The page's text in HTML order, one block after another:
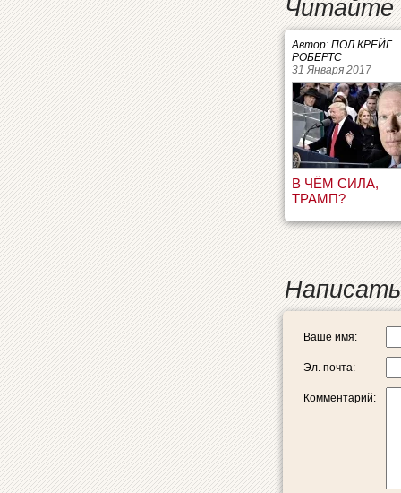
Читайте
Автор: ПОЛ КРЕЙГ
РОБЕРТС
31 Января 2017
В ЧЁМ СИЛА,
ТРАМП?
Ваше имя:
Эл. почта:
Комментарий: